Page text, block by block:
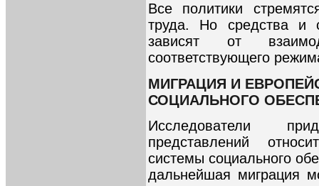
Все политики
труда. Но средства и
зависят от
соответствующего
МИГРАЦИЯ И
СОЦИАЛЬНОГО
Исследователи
представлений
системы социального
дальнейшая миграция